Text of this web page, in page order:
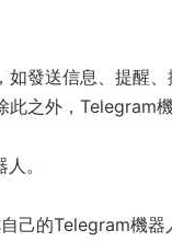
如發送信息、提醒、
此之外，Telegram
。
己的Telegram機器